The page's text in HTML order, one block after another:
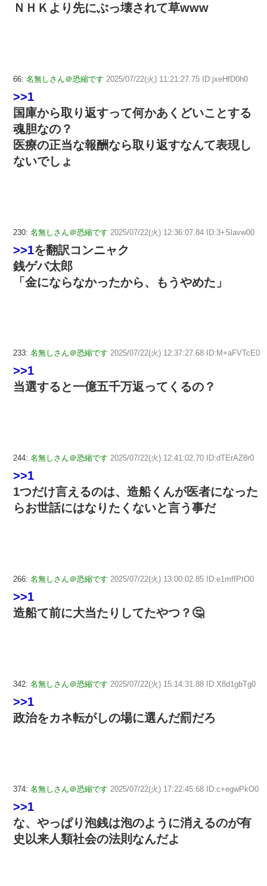
ＮＨＫより先にぶっ壊されて草www
66: 名無しさん＠恐縮です 2025/07/22(火) 11:21:27.75 ID:jxeHfD0h0
>>1
国庫から取り返すって何かあくどいことする
魂胆なの？
医療の正当な報酬なら取り返すなんて表現し
ないでしょ
230: 名無しさん＠恐縮です 2025/07/22(火) 12:36:07.84 ID:3+Slavw00
>>1を翻訳コンニャク
銭ゲバ太郎
「金にならなかったから、もうやめた」
233: 名無しさん＠恐縮です 2025/07/22(火) 12:37:27.68 ID:M+aFVTcE0
>>1
当選すると一億五千万返ってくるの？
244: 名無しさん＠恐縮です 2025/07/22(火) 12:41:02.70 ID:dTErAZ8r0
>>1
1つだけ言えるのは、造船くんが医者になった
らお世話にはなりたくないと言う事だ
266: 名無しさん＠恐縮です 2025/07/22(火) 13:00:02.85 ID:e1mffPtO0
>>1
造船て前に大当たりしてたやつ？🤔
342: 名無しさん＠恐縮です 2025/07/22(火) 15:14:31.88 ID:X8d1gbTg0
>>1
政治をカネ転がしの場に選んだ罰だろ
374: 名無しさん＠恐縮です 2025/07/22(火) 17:22:45.68 ID:c+egwPkO0
>>1
な、やっぱり泡銭は泡のように消えるのが有
史以来人類社会の法則なんだよ